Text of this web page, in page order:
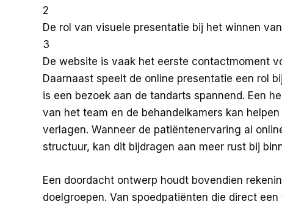
2
De rol van visuele presentatie bij het winnen
3
De website is vaak het eerste contactmoment
Daarnaast speelt de online presentatie een rol
is een bezoek aan de tandarts spannend. Een
van het team en de behandelkamers kan
verlagen. Wanneer de patiëntenervaring al
structuur, kan dit bijdragen aan meer rust bij
Een doordacht ontwerp houdt bovendien
doelgroepen. Van spoedpatiënten die direct